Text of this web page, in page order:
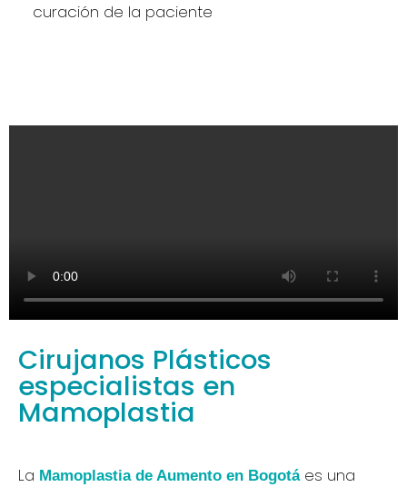
curación de la paciente
Cirujanos Plásticos
especialistas en
Mamoplastia
La Mamoplastia de Aumento en Bogotá es una